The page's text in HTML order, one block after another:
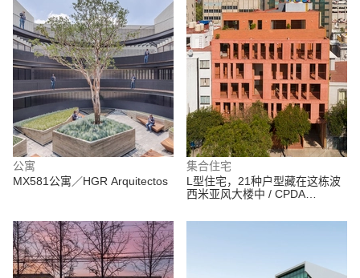
公寓
MX581公寓／HGR Arquitectos
集合住宅
L型住宅，21种户型藏在这栋波
西米亚风大楼中 / CPDA